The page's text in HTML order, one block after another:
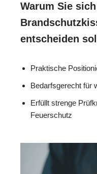
Warum Sie
entscheiden
Praktische
Bedarfsgerecht für
Erfüllt strenge
Feuerschutz